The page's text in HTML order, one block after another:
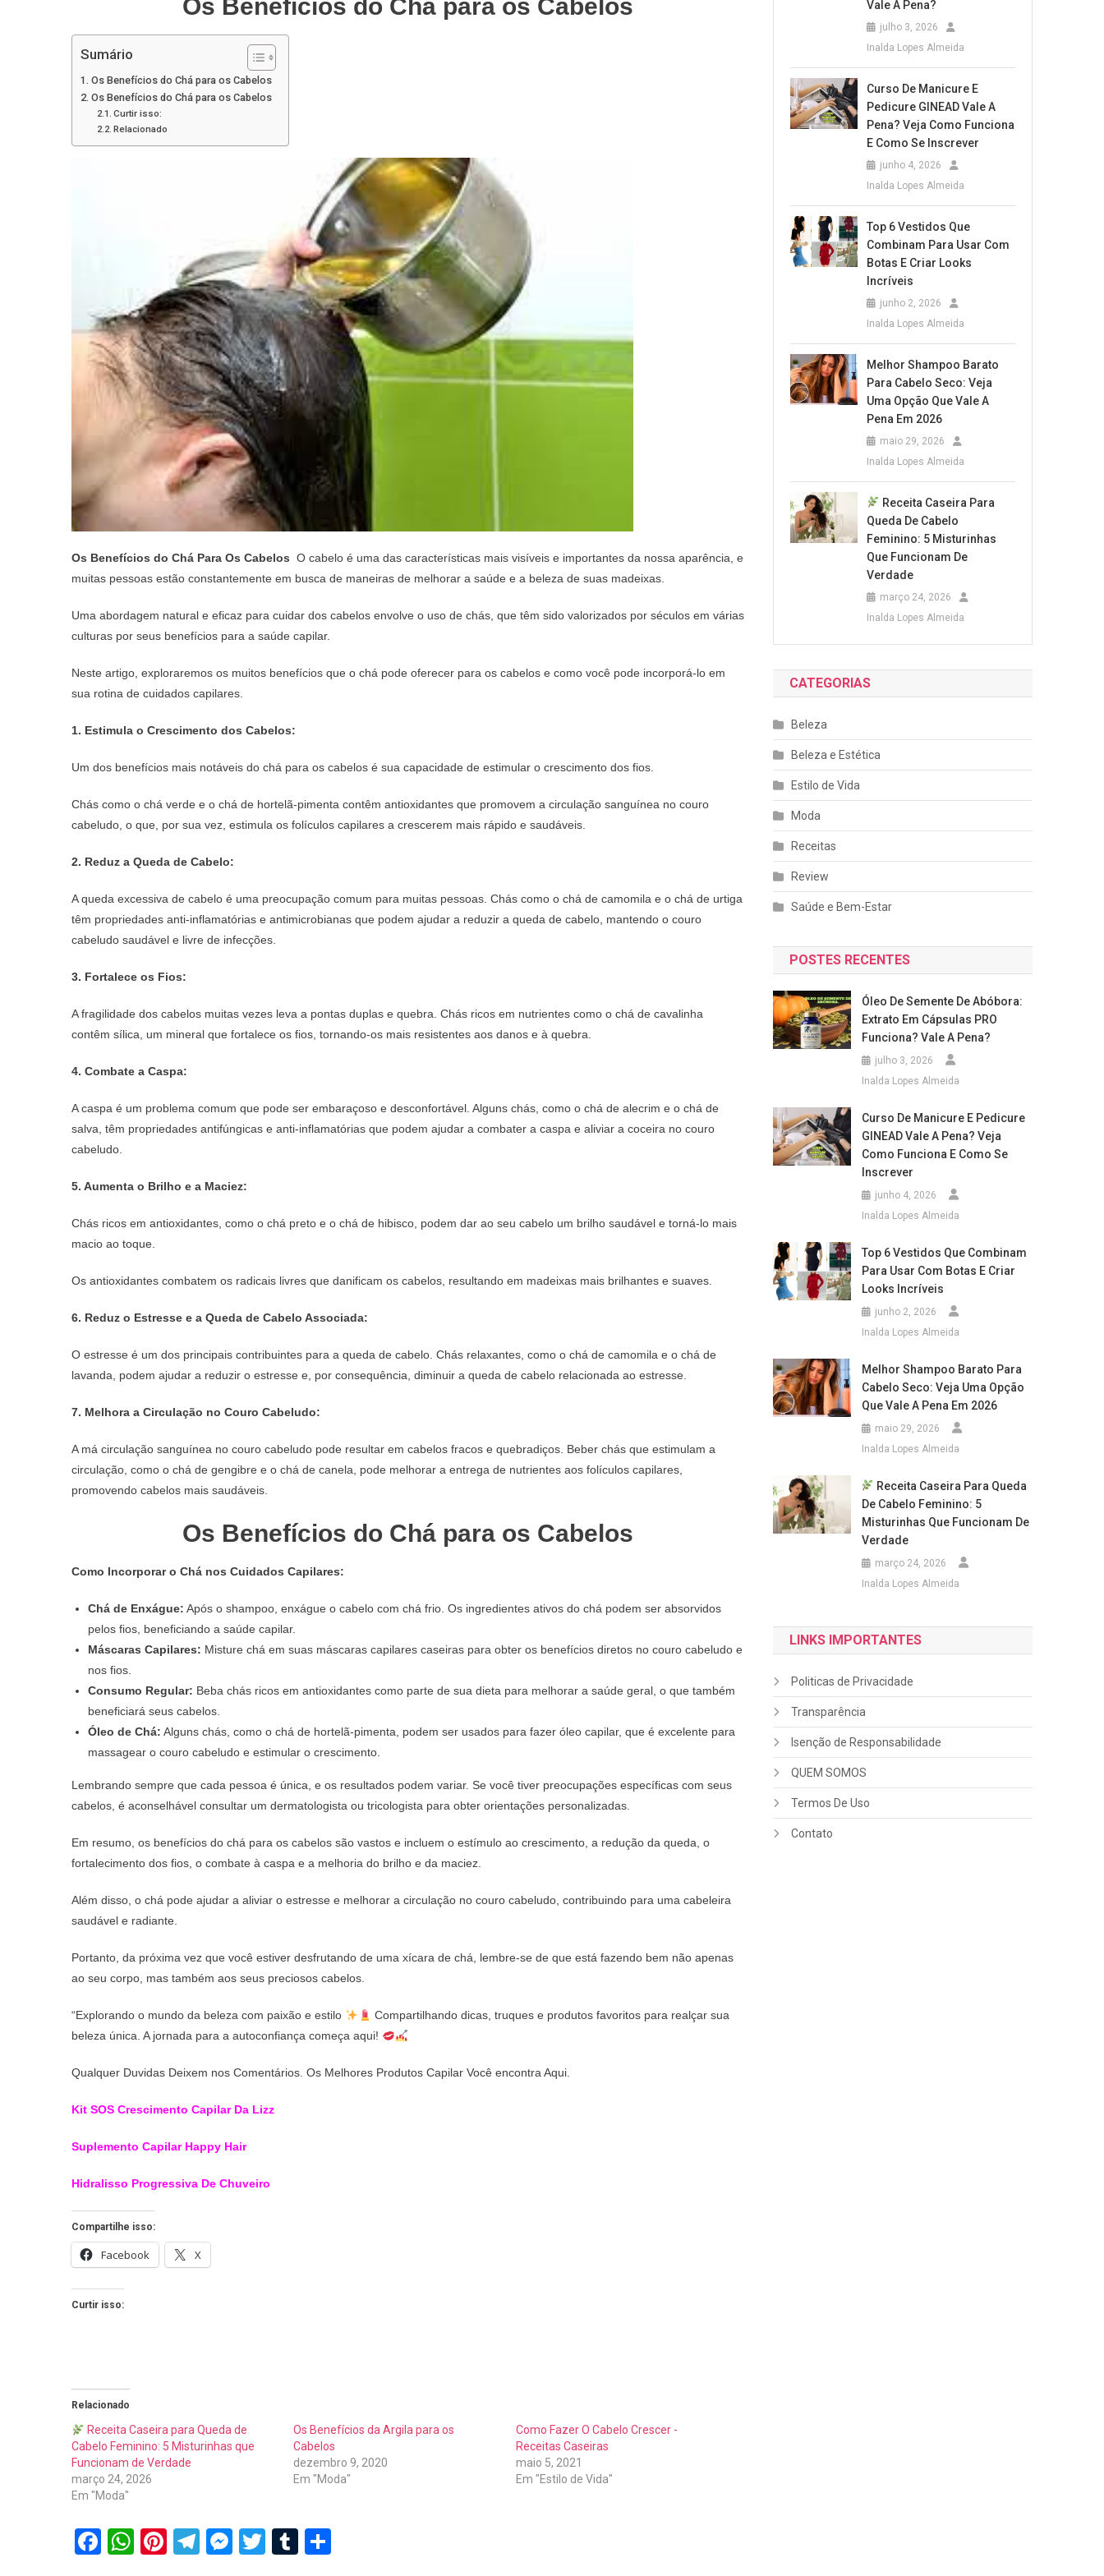
Para
Os Benefícios do Chá para os Cabelos
Sumário
Os Benefícios do Chá para os Cabelos
Os Benefícios do Chá para os Cabelos
Curtir isso:
Relacionado
Os Benefícios do Chá Para Os Cabelos O cabelo é uma das características mais visíveis e importantes da nossa aparência, e
muitas pessoas estão constantemente em busca de maneiras de melhorar a saúde e a beleza de suas madeixas.
Uma abordagem natural e eficaz para cuidar dos cabelos envolve o uso de chás, que têm sido valorizados por séculos em várias
culturas por seus benefícios para a saúde capilar.
Neste artigo, exploraremos os muitos benefícios que o chá pode oferecer para os cabelos e como você pode incorporá-lo em
sua rotina de cuidados capilares.
1. Estimula o Crescimento dos Cabelos:
Um dos benefícios mais notáveis do chá para os cabelos é sua capacidade de estimular o crescimento dos fios.
Chás como o chá verde e o chá de hortelã-pimenta contêm antioxidantes que promovem a circulação sanguínea no couro
cabeludo, o que, por sua vez, estimula os folículos capilares a crescerem mais rápido e saudáveis.
2. Reduz a Queda de Cabelo:
A queda excessiva de cabelo é uma preocupação comum para muitas pessoas. Chás como o chá de camomila e o chá de urtiga
têm propriedades anti-inflamatórias e antimicrobianas que podem ajudar a reduzir a queda de cabelo, mantendo o couro
cabeludo saudável e livre de infecções.
3. Fortalece os Fios:
A fragilidade dos cabelos muitas vezes leva a pontas duplas e quebra. Chás ricos em nutrientes como o chá de cavalinha
contêm sílica, um mineral que fortalece os fios, tornando-os mais resistentes aos danos e à quebra.
4. Combate a Caspa:
A caspa é um problema comum que pode ser embaraçoso e desconfortável. Alguns chás, como o chá de alecrim e o chá de
salva, têm propriedades antifúngicas e anti-inflamatórias que podem ajudar a combater a caspa e aliviar a coceira no couro
cabeludo.
5. Aumenta o Brilho e a Maciez:
Chás ricos em antioxidantes, como o chá preto e o chá de hibisco, podem dar ao seu cabelo um brilho saudável e torná-lo mais
macio ao toque.
Os antioxidantes combatem os radicais livres que danificam os cabelos, resultando em madeixas mais brilhantes e suaves.
6. Reduz o Estresse e a Queda de Cabelo Associada:
O estresse é um dos principais contribuintes para a queda de cabelo. Chás relaxantes, como o chá de camomila e o chá de
lavanda, podem ajudar a reduzir o estresse e, por consequência, diminuir a queda de cabelo relacionada ao estresse.
7. Melhora a Circulação no Couro Cabeludo:
A má circulação sanguínea no couro cabeludo pode resultar em cabelos fracos e quebradiços. Beber chás que estimulam a
circulação, como o chá de gengibre e o chá de canela, pode melhorar a entrega de nutrientes aos folículos capilares,
promovendo cabelos mais saudáveis.
Os Benefícios do Chá para os Cabelos
Como Incorporar o Chá nos Cuidados Capilares:
Chá de Enxágue: Após o shampoo, enxágue o cabelo com chá frio. Os ingredientes ativos do chá podem ser absorvidos
pelos fios, beneficiando a saúde capilar.
Máscaras Capilares: Misture chá em suas máscaras capilares caseiras para obter os benefícios diretos no couro cabeludo e
nos fios.
Consumo Regular: Beba chás ricos em antioxidantes como parte de sua dieta para melhorar a saúde geral, o que também
beneficiará seus cabelos.
Óleo de Chá: Alguns chás, como o chá de hortelã-pimenta, podem ser usados para fazer óleo capilar, que é excelente para
massagear o couro cabeludo e estimular o crescimento.
Lembrando sempre que cada pessoa é única, e os resultados podem variar. Se você tiver preocupações específicas com seus
cabelos, é aconselhável consultar um dermatologista ou tricologista para obter orientações personalizadas.
Em resumo, os benefícios do chá para os cabelos são vastos e incluem o estímulo ao crescimento, a redução da queda, o
fortalecimento dos fios, o combate à caspa e a melhoria do brilho e da maciez.
Além disso, o chá pode ajudar a aliviar o estresse e melhorar a circulação no couro cabeludo, contribuindo para uma cabeleira
saudável e radiante.
Portanto, da próxima vez que você estiver desfrutando de uma xícara de chá, lembre-se de que está fazendo bem não apenas
ao seu corpo, mas também aos seus preciosos cabelos.
“Explorando o mundo da beleza com paixão e estilo
Compartilhando dicas, truques e produtos favoritos para realçar sua
beleza única. A jornada para a autoconfiança começa aqui!
Qualquer Duvidas Deixem nos Comentários. Os Melhores Produtos Capilar Você encontra Aqui.
Kit SOS Crescimento Capilar Da Lizz
Suplemento Capilar Happy Hair
Hidralisso Progressiva De Chuveiro
Compartilhe isso:
Facebook X
Curtir isso:
Relacionado
Receita Caseira para Queda de
Cabelo Feminino: 5 Misturinhas que
Funcionam de Verdade
março 24, 2026
Em "Moda"
Os Benefícios da Argila para os
Cabelos
dezembro 9, 2020
Em "Moda"
Como Fazer O Cabelo Crescer -
Receitas Caseiras
maio 5, 2021
Em "Estilo de Vida"
Facebook
WhatsApp
Pinterest
Telegram
Messenger
TwitterTumblr
Vale A Pena?
julho 3, 2026
Inalda Lopes Almeida
Curso De Manicure E
Pedicure GINEAD Vale A
Pena? Veja Como Funciona
E Como Se Inscrever
junho 4, 2026
Inalda Lopes Almeida
Top 6 Vestidos Que
Combinam Para Usar Com
Botas E Criar Looks
Incríveis
junho 2, 2026
Inalda Lopes Almeida
Melhor Shampoo Barato
Para Cabelo Seco: Veja
Uma Opção Que Vale A
Pena Em 2026
maio 29, 2026
Inalda Lopes Almeida
Receita Caseira Para
Queda De Cabelo
Feminino: 5 Misturinhas
Que Funcionam De
Verdade
março 24, 2026
Inalda Lopes Almeida
CATEGORIAS
Beleza
Beleza e Estética
Estilo de Vida
Moda
Receitas
Review
Saúde e Bem-Estar
POSTES RECENTES
Óleo De Semente De Abóbora:
Extrato Em Cápsulas PRO
Funciona? Vale A Pena?
julho 3, 2026
Inalda Lopes Almeida
Curso De Manicure E Pedicure
GINEAD Vale A Pena? Veja
Como Funciona E Como Se
Inscrever
junho 4, 2026
Inalda Lopes Almeida
Top 6 Vestidos Que Combinam
Para Usar Com Botas E Criar
Looks Incríveis
junho 2, 2026
Inalda Lopes Almeida
Melhor Shampoo Barato Para
Cabelo Seco: Veja Uma Opção
Que Vale A Pena Em 2026
maio 29, 2026
Inalda Lopes Almeida
Receita Caseira Para Queda
De Cabelo Feminino: 5
Misturinhas Que Funcionam De
Verdade
março 24, 2026
Inalda Lopes Almeida
LINKS IMPORTANTES
Politicas de Privacidade
Transparência
Isenção de Responsabilidade
QUEM SOMOS
Termos De Uso
Contato